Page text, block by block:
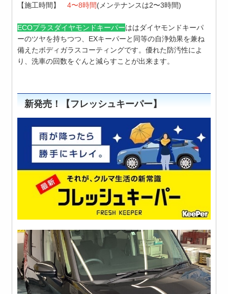
【施工時間】4〜8時間(メンテナンスは2〜3時間)
ECOプラスダイヤモンドキーパーははダイヤモンドキーパ
ーのツヤを持ちつつ、EXキーパーと同等の自浄効果を兼ね
備えたボディガラスコーティングです。優れた防汚性によ
り、洗車の回数をぐんと減らすことが出来ます。
新発売！【フレッシュキーパー】